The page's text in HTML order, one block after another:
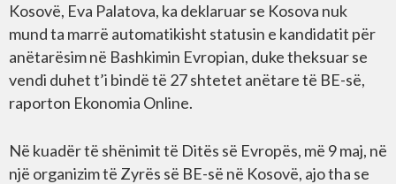
Kosovë, Eva Palatova, ka deklaruar se Kosova nuk
mund ta marrë automatikisht statusin e kandidatit për
anëtarësim në Bashkimin Evropian, duke theksuar se
vendi duhet t’i bindë të 27 shtetet anëtare të BE-së,
raporton Ekonomia Online.
Në kuadër të shënimit të Ditës së Evropës, më 9 maj, në
një organizim të Zyrës së BE-së në Kosovë, ajo tha se